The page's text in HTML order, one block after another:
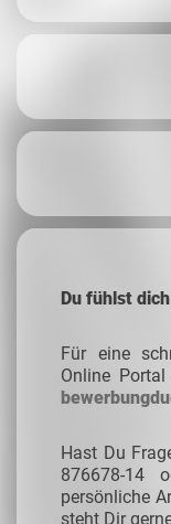
Du fühlst
Für eine
Online
Hast Du
876678-14
persönliche
steht Dir